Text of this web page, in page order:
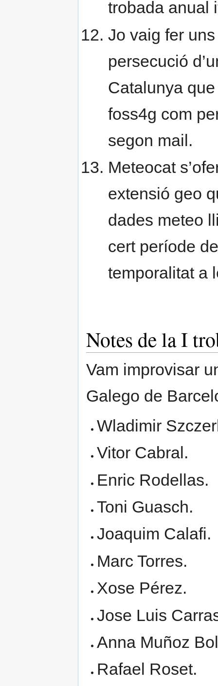
trobada anual
Jo vaig fer
persecució
Catalunya
foss4g com
segon mail.
Meteocat
extensió geo
dades meteo
cert període
temporalitat a
Notes de la I
Vam improvisar
Galego de
Wladimir
Vitor Cabral.
Enric Rodellas.
Toni Guasch.
Joaquim Calafi.
Marc Torres.
Xose Pérez.
Jose Luis
Anna Muñoz
Rafael Roset.